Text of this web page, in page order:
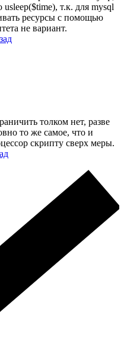
т.к. для mysql
ресурсы с помощью
не вариант.
толком нет, разве
то же самое, что и
скрипту сверх меры.